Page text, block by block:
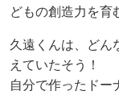
どもの創造力を育
久遠くんは、どん
えていたそう！
自分で作ったドー